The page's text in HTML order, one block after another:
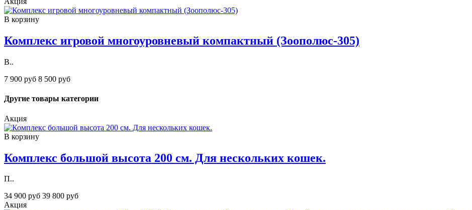
В корзину
Комплекс игровой многоуровневый компактный (Зooпoлюc-305)
В..
7 900 руб 8 500 руб
Другие товары категории
Акция
В корзину
Комплекс большой высота 200 см. Для нескольких кошек.
П..
34 900 руб 39 800 руб
Акция